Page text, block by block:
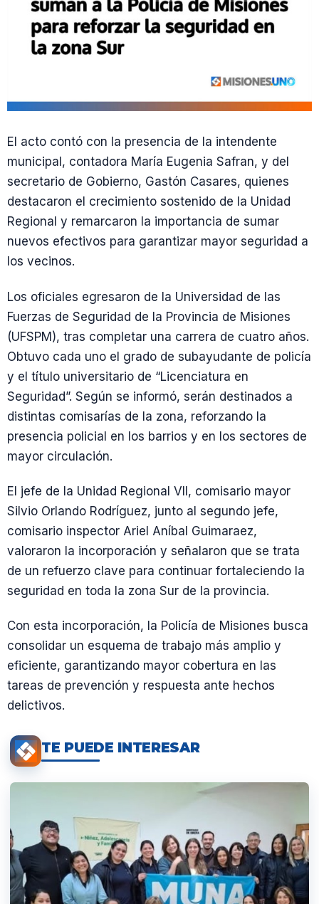
El acto contó con la presencia de la intendente
municipal, contadora María Eugenia Safran, y del
secretario de Gobierno, Gastón Casares, quienes
destacaron el crecimiento sostenido de la Unidad
Regional y remarcaron la importancia de sumar
nuevos efectivos para garantizar mayor seguridad a
los vecinos.
Los oficiales egresaron de la Universidad de las
Fuerzas de Seguridad de la Provincia de Misiones
(UFSPM), tras completar una carrera de cuatro años.
Obtuvo cada uno el grado de subayudante de policía
y el título universitario de “Licenciatura en
Seguridad”. Según se informó, serán destinados a
distintas comisarías de la zona, reforzando la
presencia policial en los barrios y en los sectores de
mayor circulación.
El jefe de la Unidad Regional VII, comisario mayor
Silvio Orlando Rodríguez, junto al segundo jefe,
comisario inspector Ariel Aníbal Guimaraez,
valoraron la incorporación y señalaron que se trata
de un refuerzo clave para continuar fortaleciendo la
seguridad en toda la zona Sur de la provincia.
Con esta incorporación, la Policía de Misiones busca
consolidar un esquema de trabajo más amplio y
eficiente, garantizando mayor cobertura en las
tareas de prevención y respuesta ante hechos
delictivos.
TE PUEDE INTERESAR